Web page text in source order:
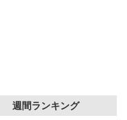
週間ランキング